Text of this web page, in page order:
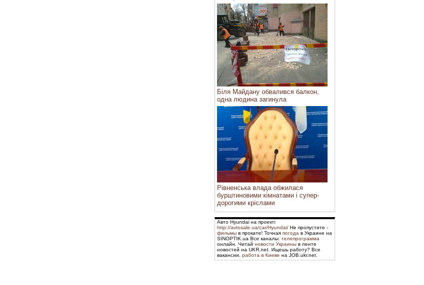
Біля Майдану обвалився балкон,
одна людина загинула
Рівненська влада обжилася
бурштиновими кімнатами і супер-
дорогими кріслами
Авто Hyundai на проекті
http://avtosale.ua/car/Hyundai/ Не пропустите -
фильмы в прокате! Точная погода в Украине на
SINOPTIK.ua Все каналы: телепрограмма
онлайн. Читай новости Украины в ленте
новостей на UKR.net. Ищешь работу? Все
вакансии, работа в Киеве на JOB.ukr.net.